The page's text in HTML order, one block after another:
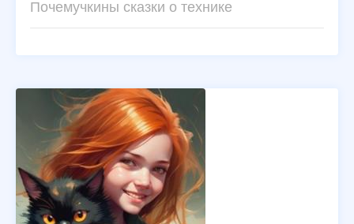
Почемучкины сказки о технике